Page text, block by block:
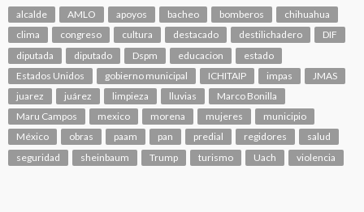
alcalde AMLO apoyos bacheo bomberos
chihuahua
clima
congreso cultura destacado destilichadero
DIF
diputada
diputado Dspm educacion
estado
Estados Unidos
gobierno municipal ICHITAIP impas
JMAS
juarez
juárez limpieza lluvias
Marco Bonilla
Maru Campos
mexico morena mujeres
municipio
México
obras paam pan predial regidores
salud
seguridad
sheinbaum Trump turismo Uach violencia